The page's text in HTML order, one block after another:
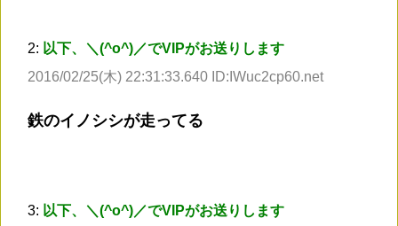
2: 以下、＼(^o^)／でVIPがお送りします
2016/02/25(木) 22:31:33.640 ID:IWuc2cp60.net
鉄のイノシシが走ってる
3: 以下、＼(^o^)／でVIPがお送りします